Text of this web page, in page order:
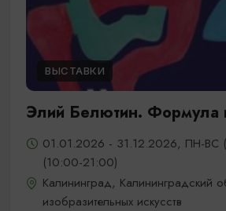
ВЫСТАВКИ
Элий Белютин. Формула
01.01.2026 - 31.12.2026, ПН-ВС
(10:00-21:00)
Калининград, Калининградский
изобразительных искусств